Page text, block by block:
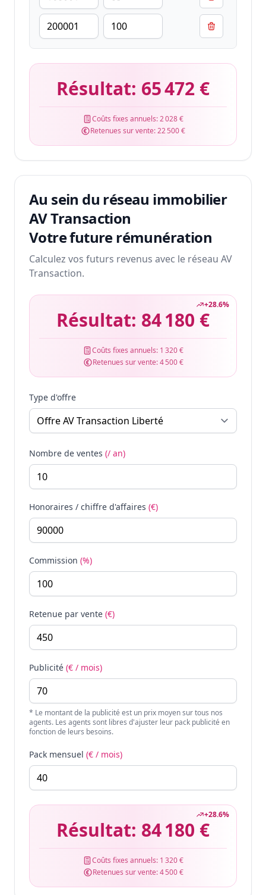
Résultat: 65 472 €
Coûts fixes annuels:2 028 €
Retenues sur vente:22 500 €
Au sein du réseau immobilier
AV Transaction
Votre future rémunération
Calculez vos futurs revenus avec le réseau AV
Transaction.
+28.6%
Résultat: 84 180 €
Coûts fixes annuels: 1 320 €
Retenues sur vente:4 500 €
Type d'offre
Nombre de ventes (/ an)
Honoraires / chiffre d'affaires (€)
Commission (%)
Retenue par vente (€)
Publicité (€ / mois)
* Le montant de la publicité est un prix moyen sur tous nos
agents. Les agents sont libres d'ajuster leur pack publicité en
fonction de leurs besoins.
Pack mensuel (€ / mois)
+28.6%
Résultat: 84 180 €
Coûts fixes annuels: 1 320 €
Retenues sur vente:4 500 €